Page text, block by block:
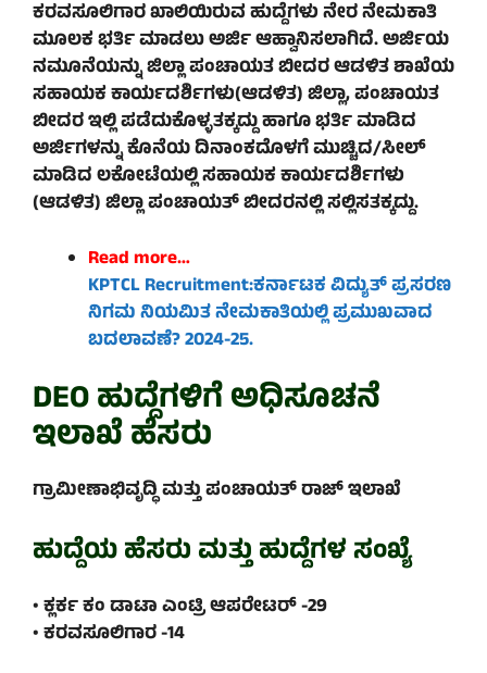
ಕರವಸೂಲಿಗಾರ ಖಾಲಿಯಿರುವ ಹುದ್ದೆಗಳು ನೇರ ನೇಮಕಾತಿ
ಮೂಲಕ ಭರ್ತಿ ಮಾಡಲು ಅರ್ಜಿ ಆಹ್ವಾನಿಸಲಾಗಿದೆ. ಅರ್ಜಿಯ
ನಮೂನೆಯನ್ನು ಜಿಲ್ಲಾ ಪಂಚಾಯತ ಬೀದರ ಆಡಳಿತ ಶಾಖೆಯ
ಸಹಾಯಕ ಕಾರ್ಯದರ್ಶಿಗಳು(ಆಡಳಿತ) ಜಿಲ್ಲಾ, ಪಂಚಾಯತ
ಬೀದರ ಇಲ್ಲಿ ಪಡೆದುಕೊಳ್ಳತಕ್ಕದ್ದು ಹಾಗೂ ಭರ್ತಿ ಮಾಡಿದ
ಅರ್ಜಿಗಳನ್ನು ಕೊನೆಯ ದಿನಾಂಕದೊಳಗೆ ಮುಚ್ಚಿದ/ಸೀಲ್
ಮಾಡಿದ ಲಕೋಟೆಯಲ್ಲಿ ಸಹಾಯಕ ಕಾರ್ಯದರ್ಶಿಗಳು
(ಆಡಳಿತ) ಜಿಲ್ಲಾ ಪಂಚಾಯತ್ ಬೀದರನಲ್ಲಿ ಸಲ್ಲಿಸತಕ್ಕದ್ದು.
Read more…
KPTCLRecruitment:ಕರ್ನಾಟಕ ವಿದ್ಯುತ್‌ ಪ್ರಸರಣ
ನಿಗಮ ನಿಯಮಿತ ನೇಮಕಾತಿಯಲ್ಲಿ ಪ್ರಮುಖವಾದ
ಬದಲಾವಣೆ?2024-25.
DEO ಹುದ್ದೆಗಳಿಗೆ ಅಧಿಸೂಚನೆ
ಇಲಾಖೆ ಹೆಸರು
ಗ್ರಾಮೀಣಾಭಿವೃದ್ಧಿ ಮತ್ತು ಪಂಚಾಯತ್ ರಾಜ್ ಇಲಾಖೆ
ಹುದ್ದೆಯ ಹೆಸರು ಮತ್ತು ಹುದ್ದೆಗಳ ಸಂಖ್ಯೆ
• ಕ್ಲರ್ಕ ಕಂ ಡಾಟಾ ಎಂಟ್ರಿ ಆಪರೇಟರ್ -29
• ಕರವಸೂಲಿಗಾರ -14